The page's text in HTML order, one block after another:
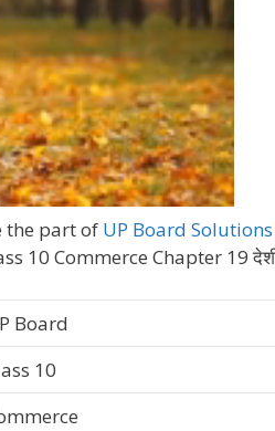
the part of UP Board
10 Commerce Chapter 19
Board
10